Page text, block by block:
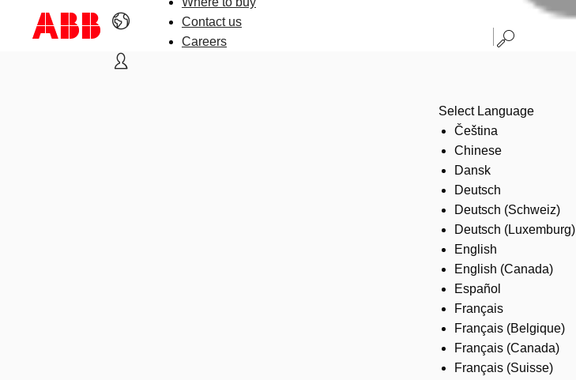
Contact us
Careers
Select Language
Čeština
Chinese
Dansk
Deutsch
Deutsch (Schweiz)
Deutsch (Luxemburg)
English
English (Canada)
Español
Français
Français (Belgique)
Français (Canada)
Français (Suisse)